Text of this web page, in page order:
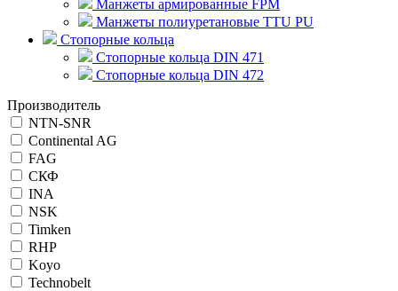
Манжеты армированные FPM
Манжеты полиуретановые TTU PU
Стопорные кольца
Стопорные кольца DIN 471
Стопорные кольца DIN 472
Производитель
NTN-SNR
Continental AG
FAG
СКФ
INA
NSK
Timken
RHP
Koyo
Technobelt